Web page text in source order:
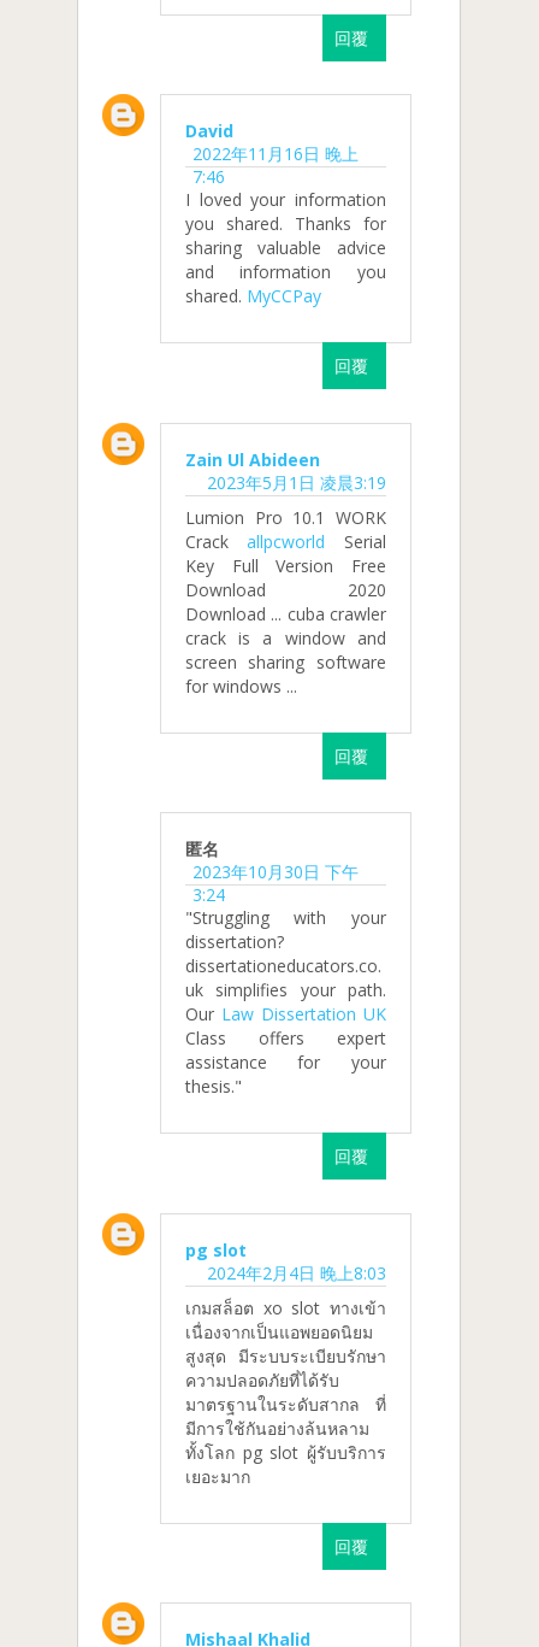
回覆
David
2022年11月16日 晚上
7:46
I loved your information
you shared. Thanks for
sharing valuable advice
and information you
shared. MyCCPay
回覆
Zain Ul Abideen
2023年5月1日 凌晨3:19
Lumion Pro 10.1 WORK
Crackallpcworld Serial
Key Full Version Free
Download 2020
Download ... cuba crawler
crack is a window and
screen sharing software
for windows ...
回覆
匿名
2023年10月30日 下午
3:24
"Struggling with your
dissertation?
dissertationeducators.co.
uk simplifies your path.
Our Law Dissertation UK
Class offers expert
assistance for your
thesis."
回覆
pg slot
2024年2月4日 晚上8:03
เกมสล็อต xo slot ทางเข้า
เนื่องจากเป็นแอพยอดนิยม
สูงสุด มีระบบระเบียบรักษา
ความปลอดภัยที่ได้รับ
มาตรฐานในระดับสากล ที่
มีการใช้กันอย่างล้นหลาม
ทั้งโลก pg slot ผู้รับบริการ
เยอะมาก
回覆
Mishaal Khalid